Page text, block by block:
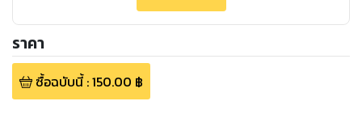
ราคา
ซื้อฉบับนี้:150.00 ฿